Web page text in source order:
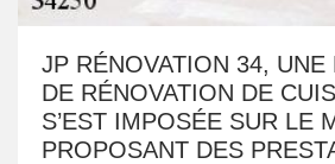
JP RÉNOVATION 34, UNE
DE RÉNOVATION DE
S’EST IMPOSÉE SUR LE
PROPOSANT DES